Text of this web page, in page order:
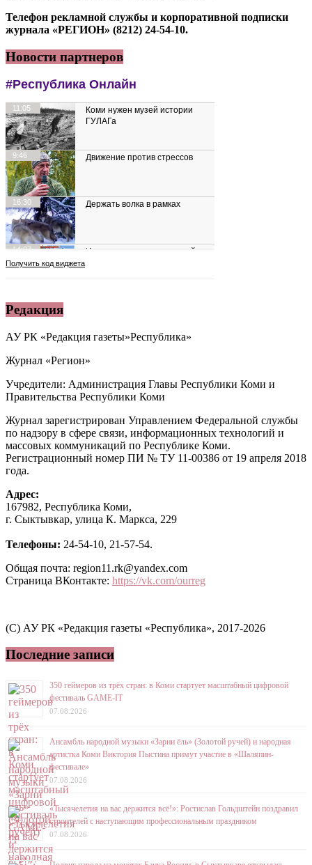
Телефон рекламной службы и корпоративной подписки
журнала «РЕГИОН» (8212) 24-54-10.
Новости партнеров
Редакция
АУ РК «Редакция газеты»Республика»
Журнал «Регион»
Учредители: Администрация Главы Республики Коми и
Правительства Республики Коми
Журнал зарегистрирован Управлением Федеральной службы
по надзору в сфере связи, информационных технологий и
массовых коммуникаций по Республике Коми.
Регистрационный номер ПИ № ТУ 11-00386 от 19 апреля 2018
года.
Адрес:
167982, Республика Коми,
г. Сыктывкар, улица К. Маркса, 229
Телефоны: 24-54-10, 21-57-54.
Общая почта: region11.rk@yandex.com
Страница ВКонтакте: https://vk.com/ourreg
(C) АУ РК «Редакция газеты «Республика», 2017-2026
Последние записи
350 геймеров из трёх стран: в Коми стартует масштабный цифровой
фестиваль GAME-IT
07.08.2026
Ансамбль народной музыки «Зарни ёль» (Золотой ручей) и народная
артистка Коми Виктория Пыстина примут участие в «Шаляпин-
фестивале»
07.08.2026
«Тысячелетия на вас держится всё!»: Ростислав Гольдштейн поздравил
строителей с наступающим профессиональным праздником
07.08.2026